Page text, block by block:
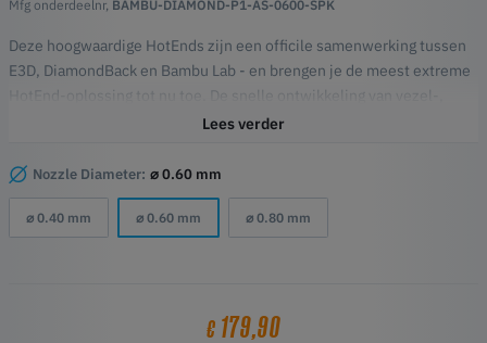
Mfg onderdeelnr, BAMBU-DIAMOND-P1-AS-0600-SPK
Deze hoogwaardige HotEnds zijn een officile samenwerking tussen
E3D, DiamondBack en Bambu Lab - en brengen je de meest extreme
HotEnd-oplossing tot nu toe. De snelle ontwikkeling van vezel-,
metaal- en keramiekfilamenten heeft de behoefte aan slijtvaste
bieden DiamondBacks diamanten een ongevenaarde slijtvastheid en
veelzijdigheid.
Lees verder
Nozzle Diameter: ⌀ 0.60 mm
⌀ 0.40 mm ⌀ 0.60 mm ⌀ 0.80 mm
€ 179,90